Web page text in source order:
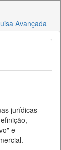
Avançada
jurídicas --
e